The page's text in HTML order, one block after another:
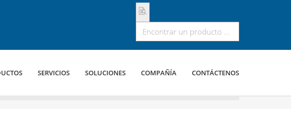
SERVICIOS SOLUCIONES COMPAÑÍA CONTÁCTENOS